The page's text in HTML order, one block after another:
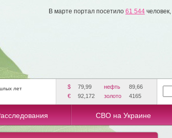
В марте портал посетило 61 544 человек,
лет
$ 79,99 нефть
89,66
€
92,172 золото 4165
СВО на Украине